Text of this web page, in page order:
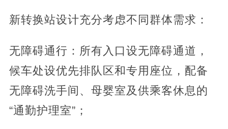
新转换站设计充分考虑不同群体需求：
无障碍通行：所有入口设无障碍通道，
候车处设优先排队区和专用座位，配备
无障碍洗手间、母婴室及供乘客休息的
“通勤护理室”；